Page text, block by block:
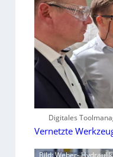
Digitales
Vernetzte
Bild: Weber-